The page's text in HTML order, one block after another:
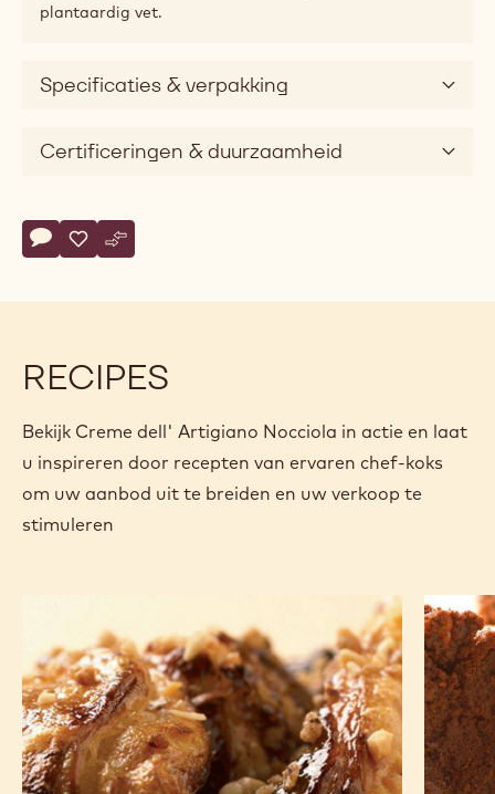
plantaardig vet.
Specificaties & verpakking
Certificeringen & duurzaamheid
Actions
Schrijf een commentaar op
- Creme dell' Artigiano Nocciola
Opslaan
- Creme dell' Artigiano Nocciola
Vergelijk
- Creme dell' Artigiano Nocciola
RECIPES
Bekijk Creme dell' Artigiano Nocciola in actie en laat
u inspireren door recepten van ervaren chef-koks
om uw aanbod uit te breiden en uw verkoop te
stimuleren
chocolade
en
hazelnoot
en